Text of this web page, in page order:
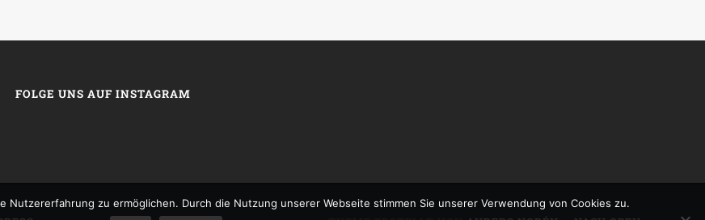
FOLGE UNS AUF INSTAGRAM
Nutzererfahrung zu ermöglichen. Durch die Nutzung unserer Webseite stimmen Sie unserer Verwendung von Cookies zu.